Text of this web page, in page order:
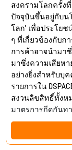
สงครามโลกครั้ง
ปัจจุบันขึ้นอยู่กับนโ
โลก’ เพื่อประโย
ๆ ที่เกี่ยวข้องกับก
การค้าอาจนำมา
มาซึ่งความเสียห
อย่างยิ่งสำหรับบุ
รายการใน
สงวนลิขสิทธิ์ทั้งห
มาตรการกีดกันท